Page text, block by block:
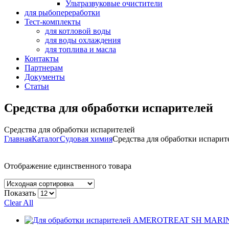
Ультразвуковые очистители
для рыбопереработки
Тест-комплекты
для котловой воды
для воды охлаждения
для топлива и масла
Контакты
Партнерам
Документы
Статьи
Средства для обработки испарителей
Средства для обработки испарителей
ГлавнаяКаталогСудовая химияСредства для обработки
Отображение единственного товара
Показать
Clear All